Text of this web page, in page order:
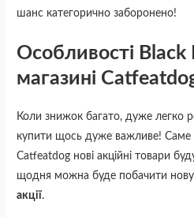
шанс категорично заборонено!
Особливості Black
магазині
Коли знижок багато, дуже легко
купити щось дуже важливе! Саме
Catfeatdog нові акційні товари
щодня можна буде побачити
акції.